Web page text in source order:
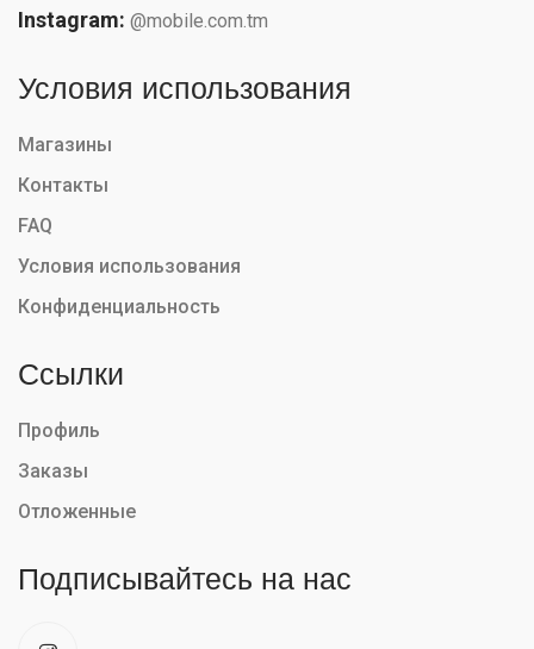
Instagram: @mobile.com.tm
Условия использования
Магазины
Контакты
FAQ
Условия использования
Конфиденциальность
Ссылки
Профиль
Заказы
Отложенные
Подписывайтесь на нас